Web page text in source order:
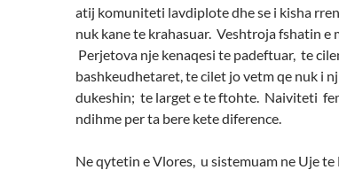
atij komuniteti lavdiplote dhe se i kisha
nuk kane te krahasuar. Veshtroja fshatin e
Perjetova nje kenaqesi te padeftuar, te
bashkeudhetaret, te cilet jo vetm qe nuk i
dukeshin; te larget e te ftohte. Naiviteti
ndihme per ta bere kete diference.
Ne qytetin e Vlores, u sistemuam ne Uje